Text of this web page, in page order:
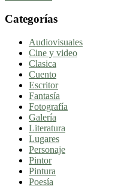
Categorías
Audiovisuales
Cine y video
Clasica
Cuento
Escritor
Fantasía
Fotografía
Galería
Literatura
Lugares
Personaje
Pintor
Pintura
Poesía